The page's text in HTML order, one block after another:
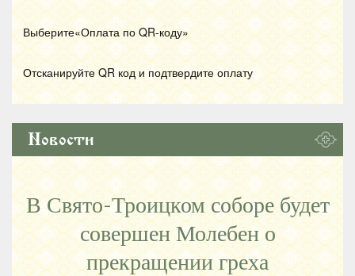
Выберите«Оплата по QR-коду»
Отсканируйте QR код и подтвердите оплату
Новости
В Свято-Троицком соборе будет
совершен Молебен о
прекращении греха